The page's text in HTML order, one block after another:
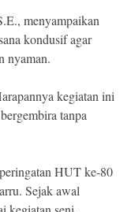
menyampaikan
kondusif agar
nyaman.
kegiatan ini
tanpa
HUT ke-80
Sejak awal